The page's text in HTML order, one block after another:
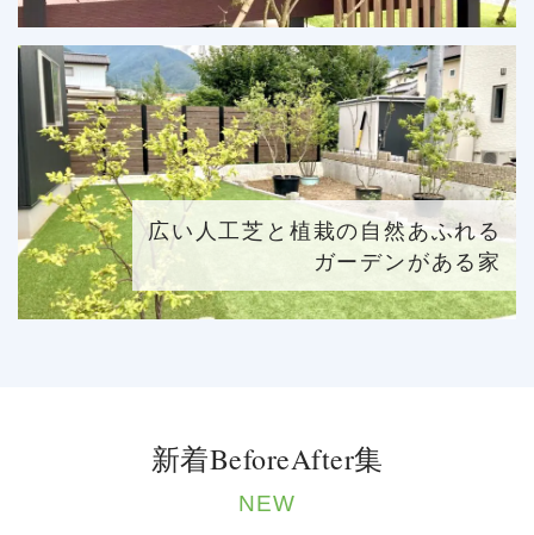
広い人工芝と植栽の自然あふれる
ガーデンがある家
新着BeforeAfter集
NEW